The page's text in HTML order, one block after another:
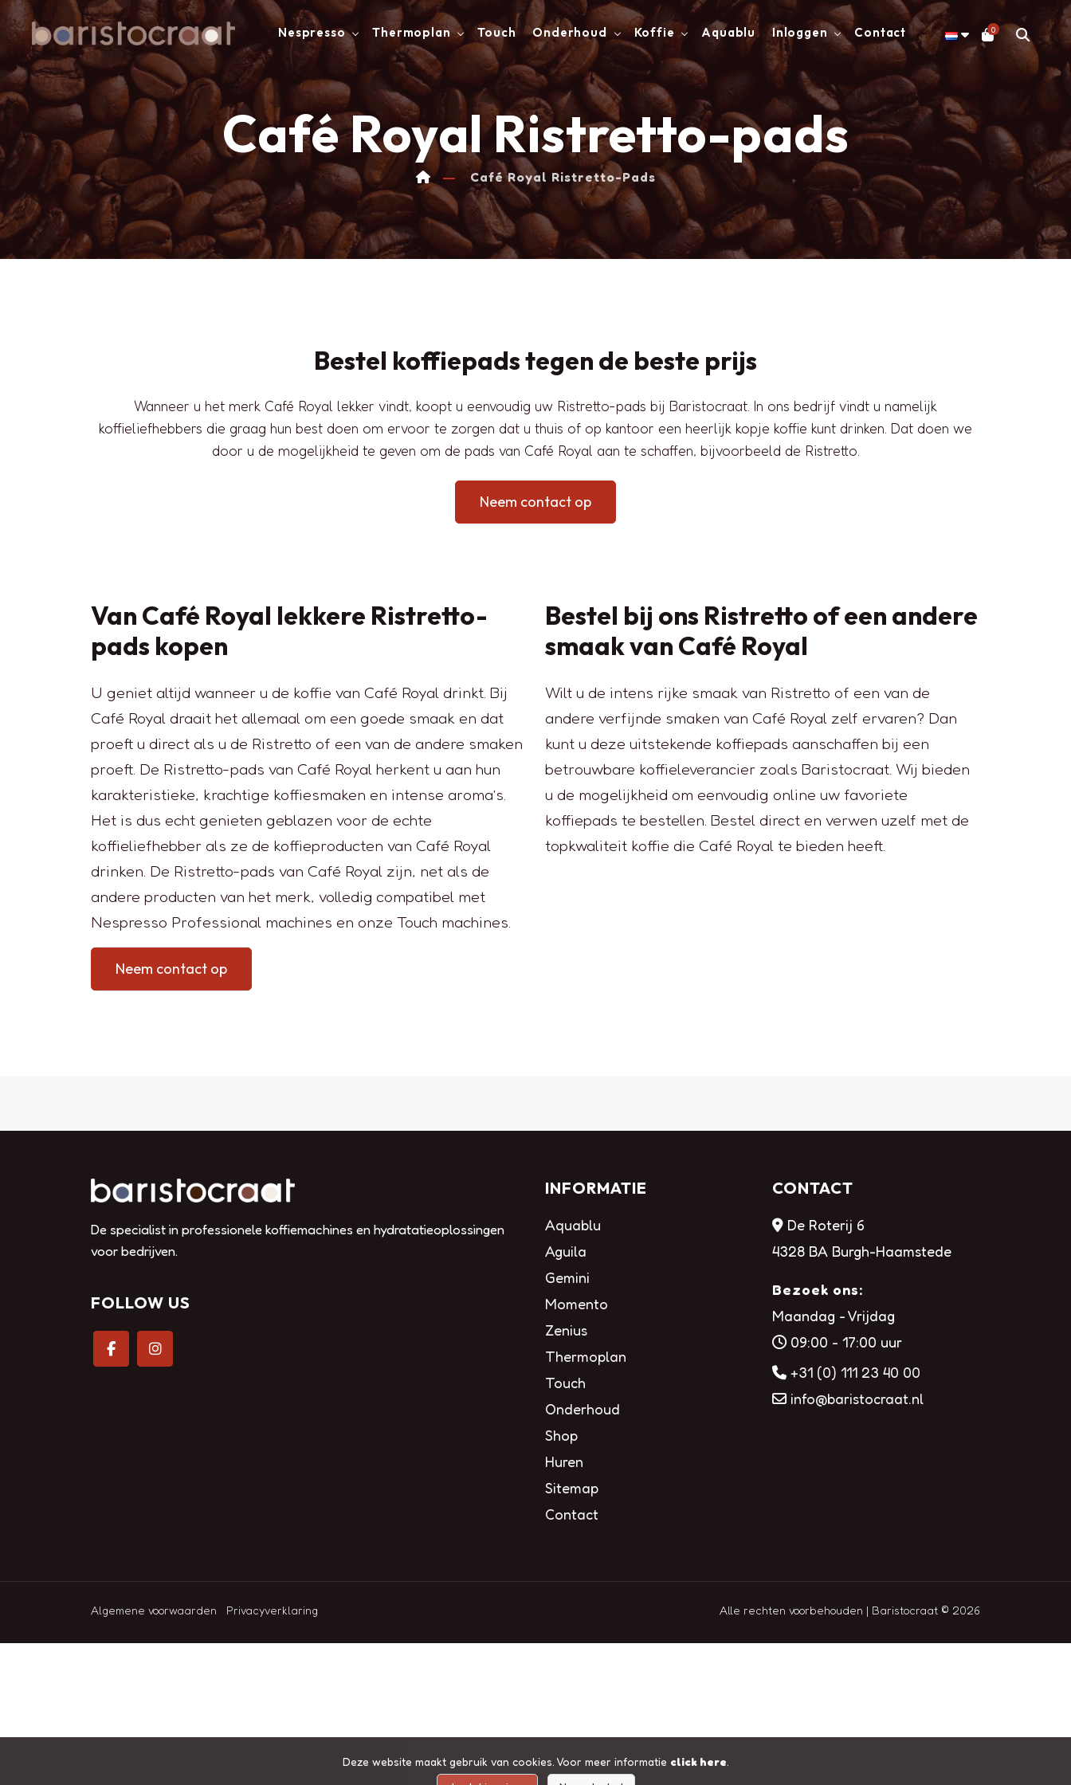
Nespresso Thermoplan Touch Onderhoud Koffie Aquablu Inloggen Contact 0
Café Royal Ristretto-pads
Café Royal Ristretto-Pads
Bestel koffiepads tegen de beste prijs
Wanneer u het merk Café Royal lekker vindt, koopt u eenvoudig uw Ristretto-pads bij Baristocraat. In ons bedrijf vindt u namelijk
koffieliefhebbers die graag hun best doen om ervoor te zorgen dat u thuis of op kantoor een heerlijk kopje koffie kunt drinken. Dat doen we
door u de mogelijkheid te geven om de pads van Café Royal aan te schaffen, bijvoorbeeld de Ristretto.
Neem contact op
Van Café Royal lekkere Ristretto-
pads kopen
U geniet altijd wanneer u de koffie van Café Royal drinkt. Bij
Café Royal draait het allemaal om een goede smaak en dat
proeft u direct als u de Ristretto of een van de andere smaken
proeft. De Ristretto-pads van Café Royal herkent u aan hun
karakteristieke, krachtige koffiesmaken en intense aroma’s.
Het is dus echt genieten geblazen voor de echte
koffieliefhebber als ze de koffieproducten van Café Royal
drinken. De Ristretto-pads van Café Royal zijn, net als de
andere producten van het merk, volledig compatibel met
Nespresso Professional machines en onze Touch machines.
Neem contact op
Bestel bij ons Ristretto of een andere
smaak van Café Royal
Wilt u de intens rijke smaak van Ristretto of een van de
andere verfijnde smaken van Café Royal zelf ervaren? Dan
kunt u deze uitstekende koffiepads aanschaffen bij een
betrouwbare koffieleverancier zoals Baristocraat. Wij bieden
u de mogelijkheid om eenvoudig online uw favoriete
koffiepads te bestellen. Bestel direct en verwen uzelf met de
topkwaliteit koffie die Café Royal te bieden heeft.
De specialist in professionele koffiemachines en hydratatieoplossingen
voor bedrijven.
FOLLOW US
INFORMATIE
Aquablu
Aguila
Gemini
Momento
Zenius
Thermoplan
Touch
Onderhoud
Shop
Huren
Sitemap
Contact
CONTACT
De Roterij 6
4328 BA Burgh-Haamstede
Bezoek ons:
Maandag - Vrijdag
09:00 - 17:00 uur
+31 (0) 111 23 40 00
info@baristocraat.nl
Algemene voorwaarden Privacyverklaring Alle rechten voorbehouden | Baristocraat © 2026
Deze website maakt gebruik van cookies. Voor meer informatie click here.